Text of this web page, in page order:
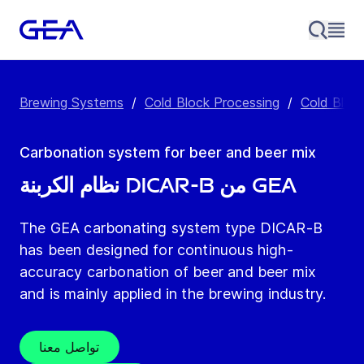
Brewing Systems / Cold Block Processing / Cold
Carbonation system for beer and beer mix
نظام الكربنة DICAR-B من GEA
The GEA carbonating system type DICAR-B
has been designed for continuous high-
accuracy carbonation of beer and beer mix
and is mainly applied in the brewing industry.
تواصل معنا